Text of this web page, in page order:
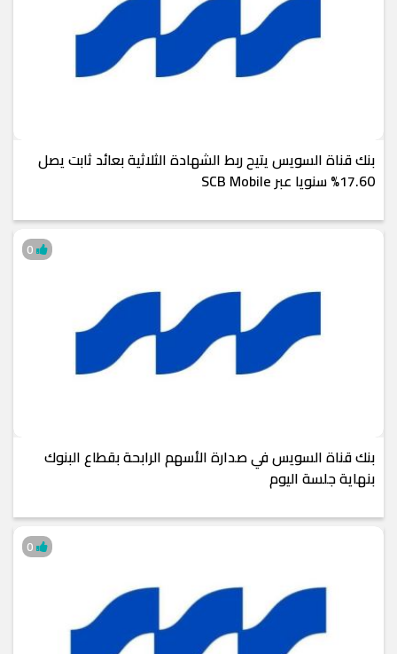
بنك قناة السويس يتيح ربط الشهادة الثلاثية بعائد ثابت يصل
17.60% سنويا عبر SCB Mobile
بنك قناة السويس في صدارة الأسهم الرابحة بقطاع البنوك
بنهاية جلسة اليوم